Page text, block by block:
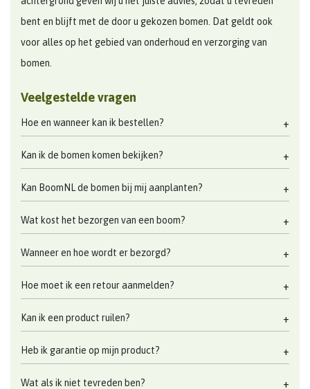
bent en blijft met de door u gekozen bomen. Dat geldt ook
voor alles op het gebied van onderhoud en verzorging van
bomen.
Veelgestelde vragen
Hoe en wanneer kan ik bestellen?
Kan ik de bomen komen bekijken?
Kan BoomNL de bomen bij mij aanplanten?
Wat kost het bezorgen van een boom?
Wanneer en hoe wordt er bezorgd?
Hoe moet ik een retour aanmelden?
Kan ik een product ruilen?
Heb ik garantie op mijn product?
Wat als ik niet tevreden ben?